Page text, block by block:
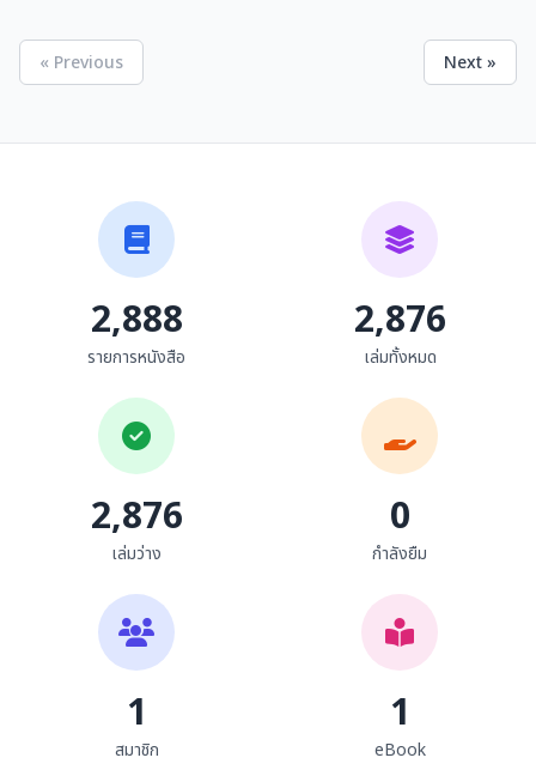
ซอ วรรณกรรมพื้นบ้านล้าน
ซอวรรณกรรมพื้นบ้านล้าน
« Previous Next »
2,888
รายการหนังสือ
2,876
เล่มทั้งหมด
2,876
เล่มว่าง
0
กำลังยืม
1
สมาชิก
1
eBook